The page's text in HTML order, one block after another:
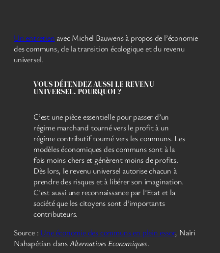
Un entretien avec Michel Bauwens à propos de l’économie
des communs, de la transition écologique et du revenu
universel.
VOUS DÉFENDEZ AUSSI LE REVENU
UNIVERSEL. POURQUOI ?
C’est une pièce essentielle pour passer d’un
régime marchand tourné vers le profit à un
régime contributif tourné vers les communs. Les
modèles économiques des communs sont à la
fois moins chers et génèrent moins de profits.
Dès lors, le revenu universel autorise chacun à
prendre des risques et à libérer son imagination.
C’est aussi une reconnaissance par l’Etat et la
société que les citoyens sont d’importants
contributeurs.
Source : Une économie des communs en plein essor, Naïri
Nahapétian dansAlternatives Economiques.